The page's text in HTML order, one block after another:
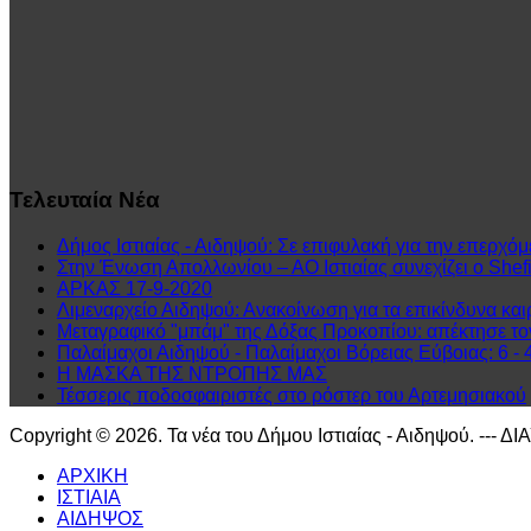
Τελευταία Νέα
Δήμος Ιστιαίας - Αιδηψού: Σε επιφυλακή για την
Στην Ένωση Απολλωνίου – ΑΟ Ιστιαίας συνεχίζει ο
ΑΡΚΑΣ 17-9-2020
Λιμεναρχείο Αιδηψού: Ανακοίνωση για τα επικίνδυνα
Μεταγραφικό "μπάμ" της Δόξας Προκοπίου: απέκτησε
Παλαίμαχοι Αιδηψού - Παλαίμαχοι Βόρειας Εύβοιας: 6 -
Η ΜΑΣΚΑ ΤΗΣ ΝΤΡΟΠΗΣ ΜΑΣ
Τέσσερις ποδοσφαιριστές στο ρόστερ του Αρτεμησιακού
Copyright © 2026. Τα νέα του Δήμου Ιστιαίας - Αιδηψού. ---
ΑΡΧΙΚΗ
ΙΣΤΙΑΙΑ
ΑΙΔΗΨΟΣ